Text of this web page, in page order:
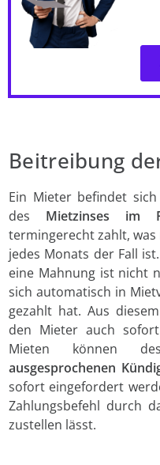
Beitreibung
Ein Mieter befindet
des Mietzinses im
termingerecht zahlt, was
jedes Monats der Fall
eine Mahnung ist nicht
sich automatisch in
gezahlt hat. Aus
den Mieter auch
Mieten können
ausgesprochenen
sofort eingefordert
Zahlungsbefehl durch
zustellen lässt.